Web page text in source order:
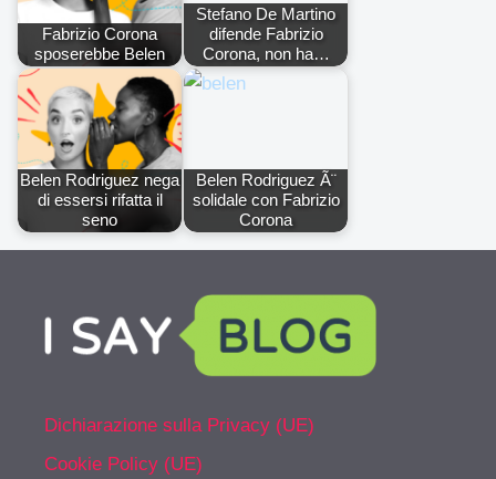
Fabrizio Corona
sposerebbe Belen
Stefano De Martino
difende Fabrizio
Corona, non ha…
Belen Rodriguez nega
di essersi rifatta il
seno
Belen Rodriguez Ã¨
solidale con Fabrizio
Corona
Dichiarazione sulla Privacy (UE)
Cookie Policy (UE)